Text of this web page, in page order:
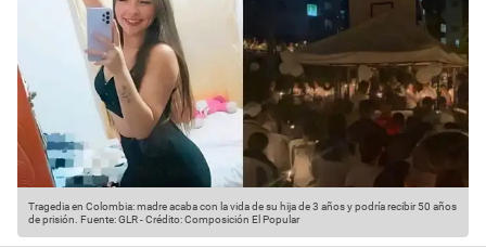
Tragedia en Colombia: madre acaba con la vida de su hija de 3 años y podría recibir 50 años
de prisión. Fuente: GLR-Crédito: Composición El Popular